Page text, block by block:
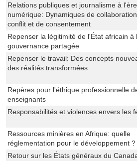
Relations publiques et journalisme à l'ère
numérique: Dynamiques de
conflit et de consentement
Repenser la légitimité de l'État africain à
gouvernance partagée
Repenser le travail: Des concepts
des réalités transformées
Repères pour l'éthique professionnelle
enseignants
Responsabilités et violences envers les
Ressources minières en Afrique: quelle
réglementation pour le développement ?
Retour sur les États généraux du